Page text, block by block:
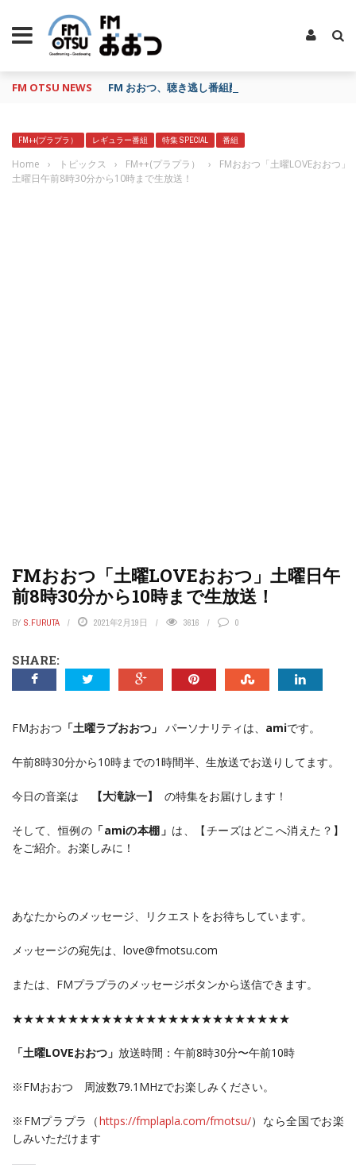
FM OTSU NEWS FM おおつ、聴き逃し番組配信サービス「shelfs」
FM++(プラプラ） レギュラー番組 特集 SPECIAL 番組
Home › トピックス › FM++(プラプラ） ›
FMおおつ「土曜LOVEおおつ」
土曜日午前8時30分から10時まで生放送！
FMおおつ「土曜LOVEおおつ」土曜日午
前8時30分から10時まで生放送！
BY S.FURUTA 2021年2月19日 3616 0
SHARE:
FMおおつ 「土曜ラブおおつ」 パーソナリティは、 amiです。
午前8時30分から10時までの1時間半、生放送でお送りしてます。
今日の音楽は 【大滝詠一】 の特集をお届けします！
そして、恒例の 「amiの本棚」 は、【チーズはどこへ消えた？】
をご紹介。お楽しみに！
あなたからのメッセージ、リクエストをお待ちしています。
メッセージの宛先は、love@fmotsu.com
または、FMプラプラのメッセージボタンから送信できます。
★★★★★★★★★★★★★★★★★★★★★★★★★
「土曜LOVEおおつ」 放送時間：午前8時30分〜午前10時
※FMおおつ 周波数79.1MHzでお楽しみください。
※FMプラプラ（https://fmplapla.com/fmotsu/）なら全国でお楽
しみいただけます